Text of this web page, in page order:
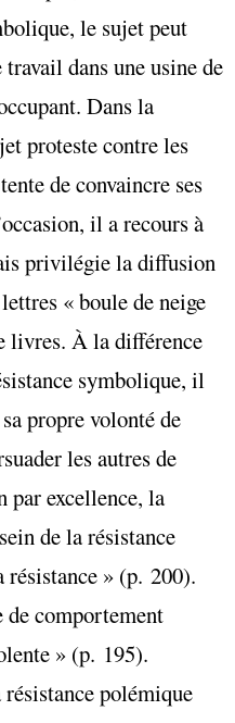
le sujet peut
dans une usine de
Dans la
proteste contre les
de convaincre ses
il a recours à
privilégie la diffusion
« boule de neige
livres. À la différence
symbolique, il
propre volonté de
les autres de
par excellence, la
de la résistance
résistance » (p. 200).
de comportement
» (p. 195).
polémique